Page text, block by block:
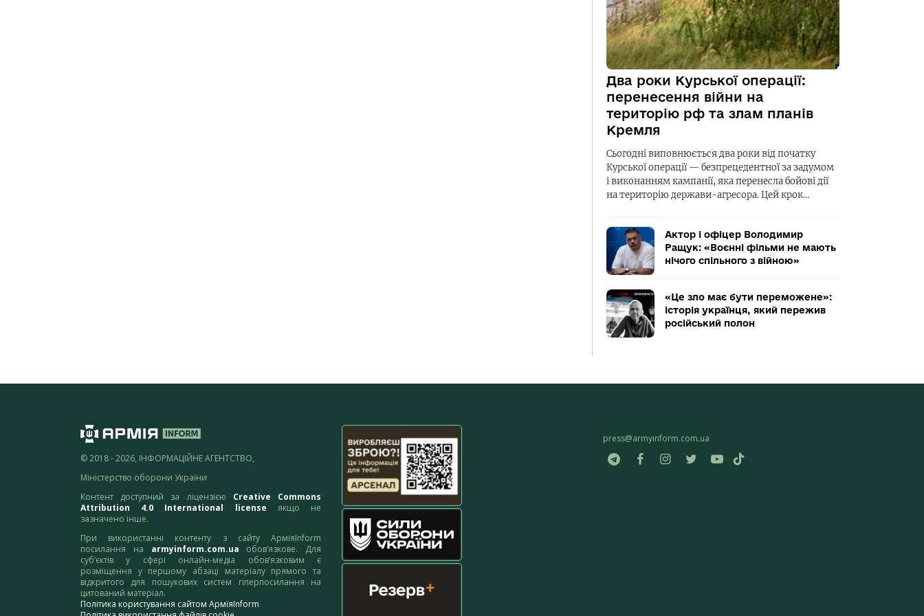
Два роки Курської операції:
перенесення війни на
територію рф та злам планів
Кремля
Сьогодні виповнюється два роки від початку
Курської операції — безпрецедентної за задумом
і виконанням кампанії, яка перенесла бойові дії
на територію держави-агресора. Цей крок…
Актор і офіцер Володимир
Ращук: «Воєнні фільми не мають
нічого спільного з війною»
«Це зло має бути переможене»:
історія українця, який пережив
російський полон
© 2018 - 2026, ІНФОРМАЦІЙНЕ АГЕНТСТВО,
Міністерство оборони України
Контент доступний за ліцензією Creative Commons
Attribution 4.0 International license якщо не
зазначено інше.
При використанні контенту з сайту АрміяInform
посилання на armyinform.com.ua обов’язкове. Для
суб’єктів у сфері онлайн-медіа обов’язковим є
розміщення у першому абзаці матеріалу прямого та
відкритого для пошукових систем гіперпосилання на
цитований матеріал.
Політика користування сайтом АрміяInform
press@armyinform.com.ua